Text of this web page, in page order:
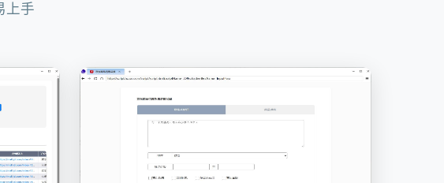
上手